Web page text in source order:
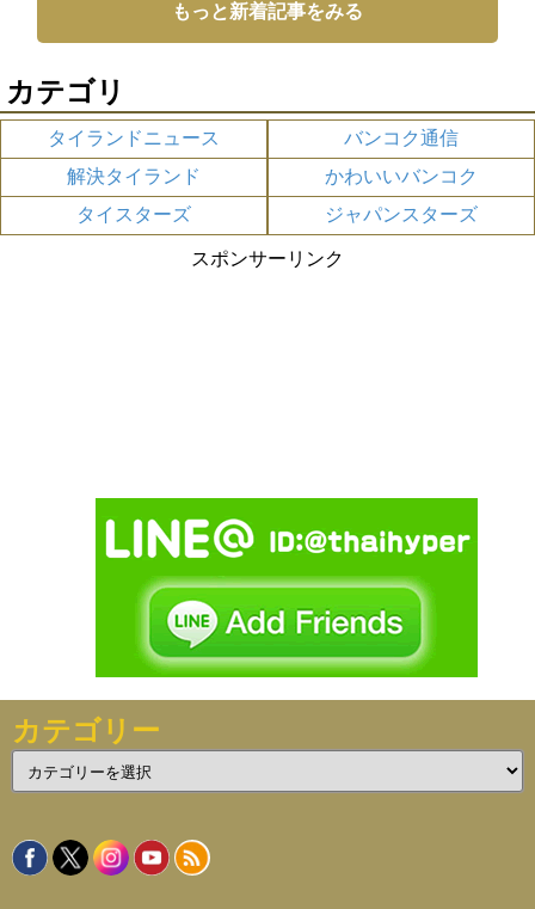
もっと新着記事をみる
カテゴリ
タイランドニュース
バンコク通信
解決タイランド
かわいいバンコク
タイスターズ
ジャパンスターズ
スポンサーリンク
カテゴリー
テ
リ
ー